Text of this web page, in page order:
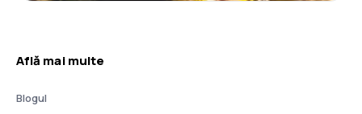
Află mai multe
Blogul